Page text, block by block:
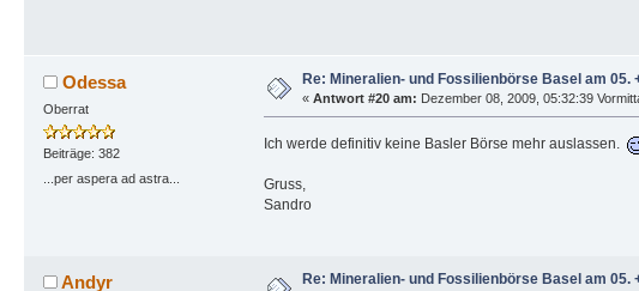
Odessa
Oberrat
Beiträge: 382
...per aspera ad astra...
Re: Mineralien- und Fossilienbörse Basel am 05.
« Antwort #20 am: Dezember 08, 2009, 05:32:39
Ich werde definitiv keine Basler Börse mehr auslassen.
Gruss,
Sandro
Andyr Re: Mineralien- und Fossilienbörse Basel am 05.